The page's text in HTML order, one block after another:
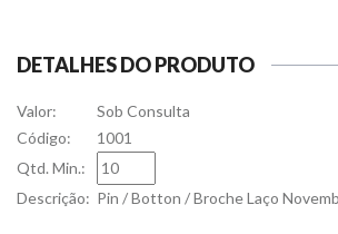
DETALHES DO PRODUTO
Valor:
Sob Consulta
Código:
1001
Qtd. Min.:
Descrição: Pin / Botton / Broche Laço